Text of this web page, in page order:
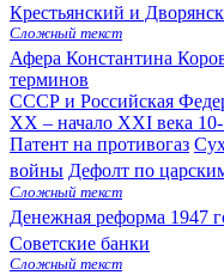
Крестьянский и
Сложный текст
Афера Константина
терминов
СССР и Российская
XX – начало XXI века
Патент на противогаз
войны Дефолт по
Сложный текст
Денежная реформа 1947
Советские банки
Сложный текст